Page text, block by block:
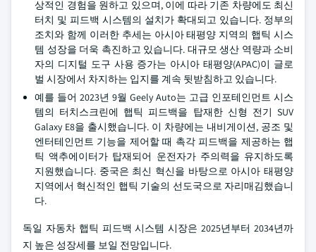
상적인 경험을 원하고 있으며, 이에 따라 기존 차량에도 최신
터치 및 피드백 시스템의 설치가 확대되고 있습니다. 정부의
조치와 함께 이러한 추세는 아시아 태평양 지역의 햅틱 시스
템 성장을 더욱 촉진하고 있습니다. 대규모 생산 역량과 소비
자의 디지털 도구 사용 증가는 아시아 태평양(APAC)이 글로
벌 시장에서 차지하는 입지를 계속 뒷받침하고 있습니다.
예를 들어 2023년 9월 Geely Auto는 고급 인포테인먼트 시스
템의 터치스크린에 햅틱 피드백을 탑재한 신형 전기 SUV
Galaxy E8을 출시했습니다. 이 차량에는 내비게이션, 공조 및
엔터테인먼트 기능을 제어할 때 촉각 피드백을 제공하는 햅
틱 액추에이터가 탑재되어 운전자가 주의력을 유지하도록
지원했습니다. 중국은 최신 혁신을 바탕으로 아시아 태평양
지역에서 혁신적인 햅틱 기술의 선도국으로 자리매김했습니
다.
독일 자동차 햅틱 피드백 시스템 시장은 2025년부터 2034년까
지 높은 성장세를 보일 전망입니다.